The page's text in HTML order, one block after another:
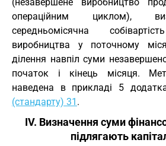
операційним циклом),
середньомісячна
виробництва у поточному
ділення навпіл суми
початок і кінець місяця.
наведена в прикладі 5
(стандарту) 31 .
IV. Визначення суми
підлягають